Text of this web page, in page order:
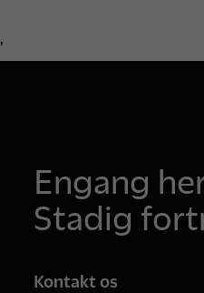
'
Engang
Stadig
Kontakt os